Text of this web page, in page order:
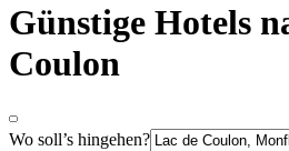
Günstige Hotels
Coulon
Wo soll’s hingehen?